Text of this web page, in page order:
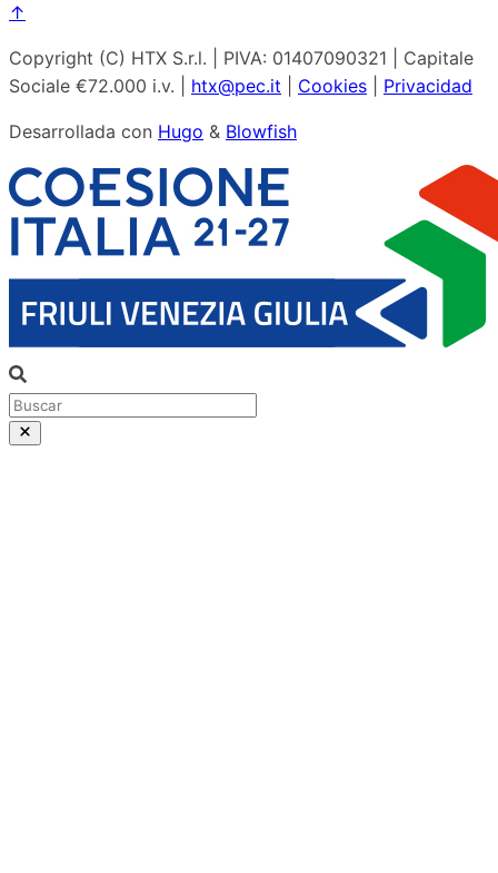
↑
Copyright (C) HTX S.r.l. | PIVA: 01407090321 | Capitale
Sociale €72.000 i.v. | htx@pec.it Cookies Privacidad
Desarrollada con Hugo & Blowfish